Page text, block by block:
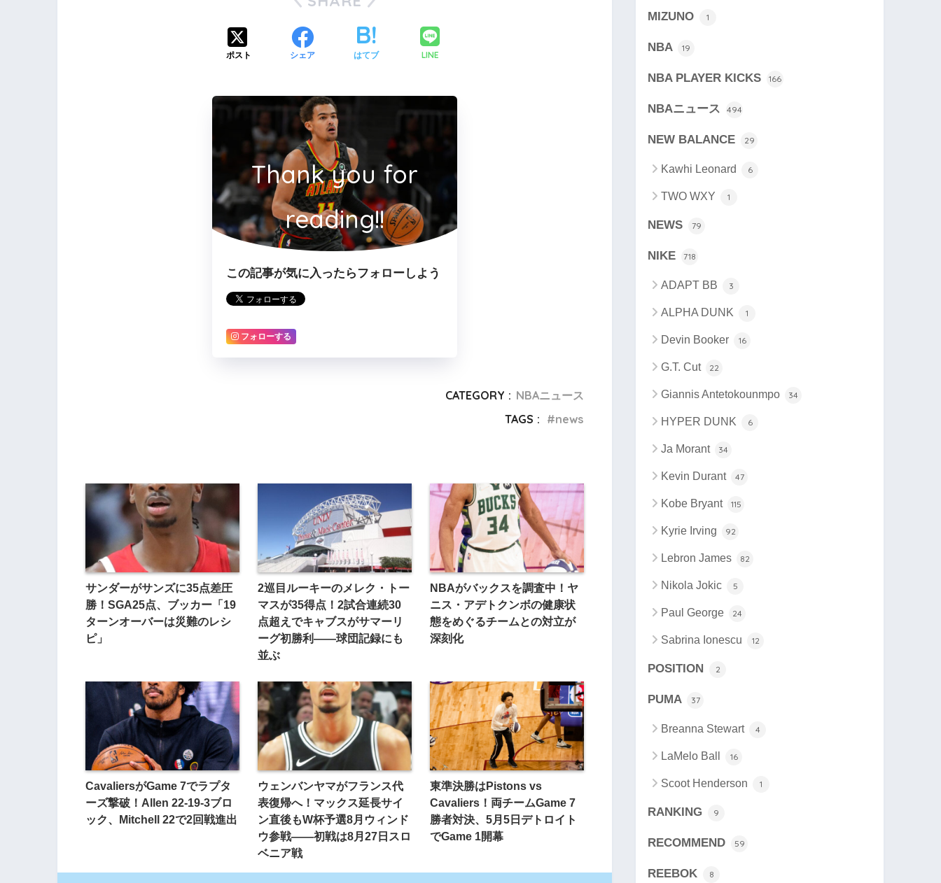
ポスト シェア はてブ LINE
Thank you for
reading!!
この記事が気に入ったらフォローしよう
フォローする
CATEGORY : NBAニュース
TAGS :
news
サンダーがサンズに35点差圧
勝！SGA25点、ブッカー「19
ターンオーバーは災難のレシ
ピ」
2巡目ルーキーのメレク・トー
マスが35得点！2試合連続30
点超えでキャブスがサマーリ
ーグ初勝利——球団記録にも
並ぶ
NBAがバックスを調査中！ヤ
ニス・アデトクンボの健康状
態をめぐるチームとの対立が
深刻化
CavaliersがGame 7でラプタ
ーズ撃破！Allen 22-19-3ブロ
ック、Mitchell 22で2回戦進出
ウェンバンヤマがフランス代
表復帰へ！マックス延長サイ
ン直後もW杯予選8月ウィンド
ウ参戦——初戦は8月27日スロ
ベニア戦
東準決勝はPistons vs
Cavaliers！両チームGame 7
勝者対決、5月5日デトロイト
でGame 1開幕
MIZUNO 1
NBA 19
NBA PLAYER KICKS 166
NBAニュース 494
NEW BALANCE 29
Kawhi Leonard 6
TWO WXY 1
NEWS 79
NIKE 718
ADAPT BB 3
ALPHA DUNK 1
Devin Booker 16
G.T. Cut 22
Giannis Antetokounmpo 34
HYPER DUNK 6
Ja Morant 34
Kevin Durant 47
Kobe Bryant 115
Kyrie Irving 92
Lebron James 82
Nikola Jokic 5
Paul George 24
Sabrina Ionescu 12
POSITION 2
PUMA 37
Breanna Stewart 4
LaMelo Ball 16
Scoot Henderson 1
RANKING 9
RECOMMEND 59
REEBOK 8